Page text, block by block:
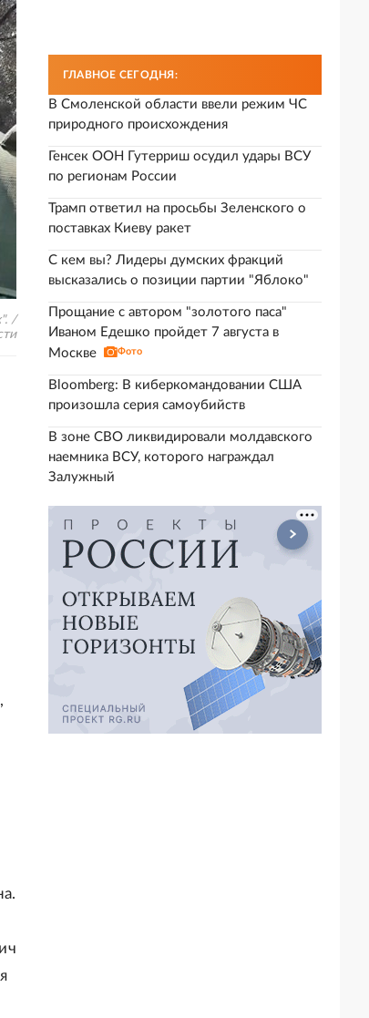
/
ГЛАВНОЕ СЕГОДНЯ:
В Смоленской области ввели режим ЧС
природного происхождения
Генсек ООН Гутерриш осудил удары ВСУ
по регионам России
Трамп ответил на просьбы Зеленского о
поставках Киеву ракет
С кем вы? Лидеры думских фракций
высказались о позиции партии "Яблоко"
Прощание с автором "золотого паса"
Иваном Едешко пройдет 7 августа в
Москве
Фото
Bloomberg: В киберкомандовании США
произошла серия самоубийств
В зоне СВО ликвидировали молдавского
наемника ВСУ, которого награждал
Залужный